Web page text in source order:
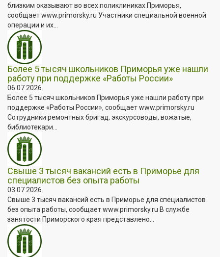
близким оказывают во всех поликлиниках Приморья,
сообщает www.primorsky.ru Участники специальной военной
операции и их...
Более 5 тысяч школьников Приморья уже нашли
работу при поддержке «Работы России»
06.07.2026
Более 5 тысяч школьников Приморья уже нашли работу при
поддержке «Работы России», сообщает www.primorsky.ru
Сотрудники ремонтных бригад, экскурсоводы, вожатые,
библиотекари...
Свыше 3 тысяч вакансий есть в Приморье для
специалистов без опыта работы
03.07.2026
Свыше 3 тысяч вакансий есть в Приморье для специалистов
без опыта работы, сообщает www.primorsky.ru В службе
занятости Приморского края представлено...